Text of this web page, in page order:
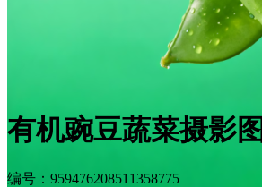
有机豌豆蔬菜摄影图
编号：959476208511358775